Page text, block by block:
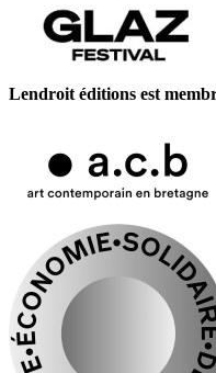
Lendroit éditions est